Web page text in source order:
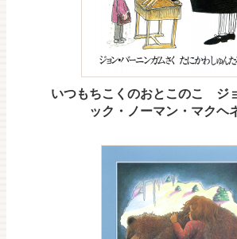
いつもちこくのおとこのこ ジ
ック・ノーマン・マクヘ